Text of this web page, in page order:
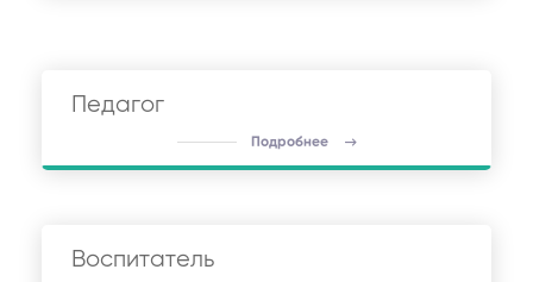
Педагог
Подробнее
Воспитатель